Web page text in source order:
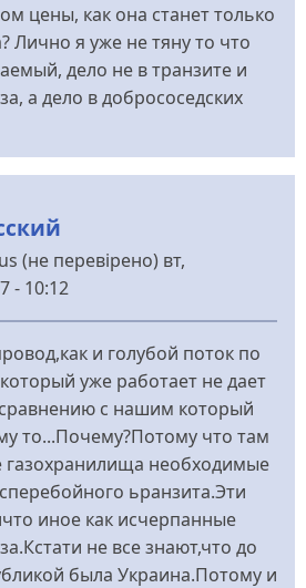
цены, как она станет только
Лично я уже не тяну то что
дело не в транзите и
а дело в добрососедских
(не перевірено) вт,
- 10:12
и голубой поток по
уже работает не дает
с нашим который
то...Почему?Потому что там
газохранилища необходимые
ьранзита.Эти
иное как исчерпанные
не все знают,что до
была Украина.Потому и